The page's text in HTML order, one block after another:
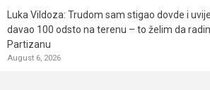
Luka Vildoza: Trudom sam stigao dovde i
davao 100 odsto na terenu – to želim da
Partizanu
August 6, 2026